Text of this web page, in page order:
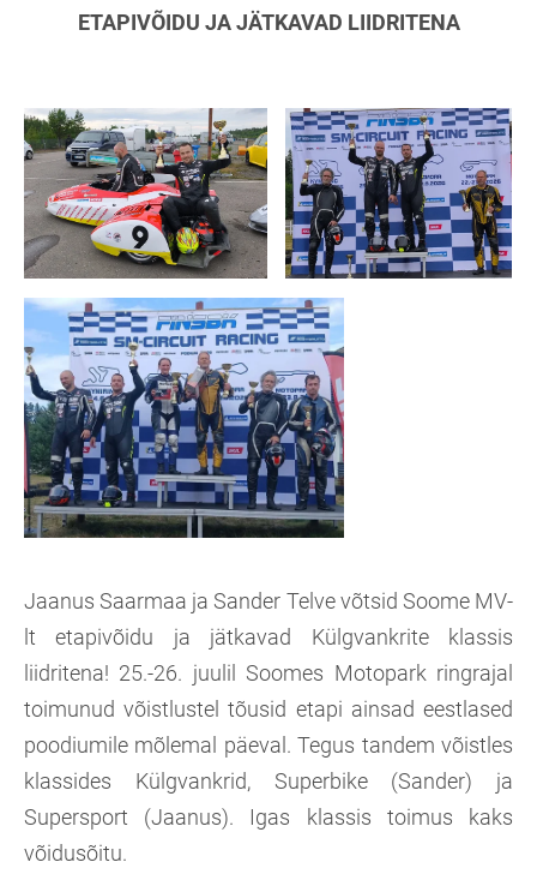
ETAPIVÕIDU JA JÄTKAVAD LIIDRITENA
Jaanus Saarmaa ja Sander Telve võtsid Soome MV-
lt etapivõidu ja jätkavad Külgvankrite klassis
liidritena! 25.-26. juulil Soomes Motopark ringrajal
toimunud võistlustel tõusid etapi ainsad eestlased
poodiumile mõlemal päeval. Tegus tandem võistles
klassides Külgvankrid, Superbike (Sander) ja
Supersport (Jaanus). Igas klassis toimus kaks
võidusõitu.